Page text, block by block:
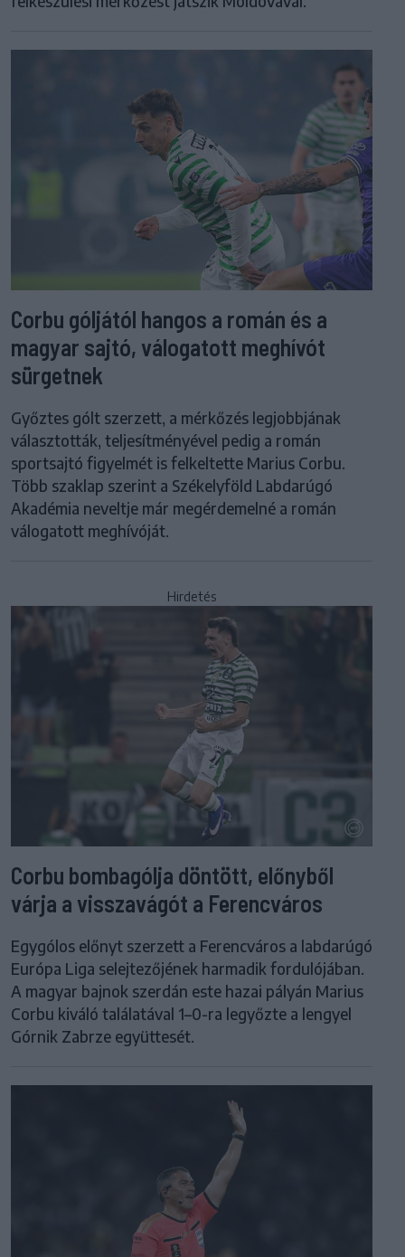
Corbu góljától hangos a román és a
magyar sajtó, válogatott meghívót
sürgetnek
Győztes gólt szerzett, a mérkőzés legjobbjának
választották, teljesítményével pedig a román
sportsajtó figyelmét is felkeltette Marius Corbu.
Több szaklap szerint a Székelyföld Labdarúgó
Akadémia neveltje már megérdemelné a román
válogatott meghívóját.
Hirdetés
Corbu bombagólja döntött, előnyből
várja a visszavágót a Ferencváros
Egygólos előnyt szerzett a Ferencváros a labdarúgó
Európa Liga selejtezőjének harmadik fordulójában.
A magyar bajnok szerdán este hazai pályán Marius
Corbu kiváló találatával 1–0-ra legyőzte a lengyel
Górnik Zabrze együttesét.